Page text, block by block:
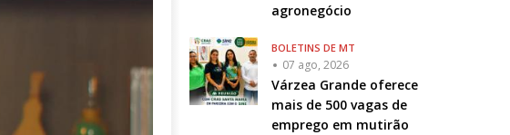
agronegócio
BOLETINS DE MT
07 ago, 2026
Várzea Grande oferece
mais de 500 vagas de
emprego em mutirão